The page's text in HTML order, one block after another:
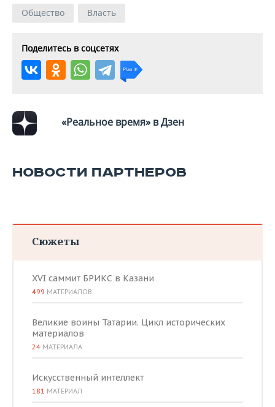
Общество Власть
Поделитесь в соцсетях
«Реальное время» в Дзен
НОВОСТИ ПАРТНЕРОВ
Сюжеты
XVI саммит БРИКС в Казани
499 МАТЕРИАЛОВ
Великие воины Татарии. Цикл исторических
материалов
24 МАТЕРИАЛА
Искусственный интеллект
181 МАТЕРИАЛ